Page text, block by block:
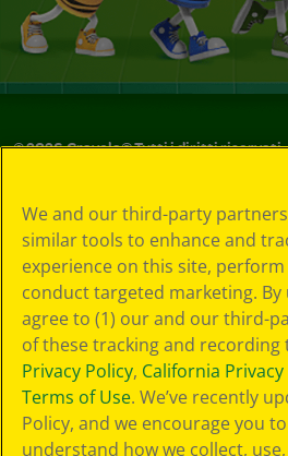
©2026Crayola® Tutti i diritti riservati.
in materia di
privacy
Informativa sulla
privacy
Termini SMS
GDPR
Informativa sulla
privacy di CA
Technologies
Preferenze cookie
Condizioni d'uso
We and our third-party
similar tools to enhance and
experience on this site,
conduct targeted marketing. By
agree to (1) our and our third-
of these tracking and recording
Privacy Policy, California
Terms of Use. We’ve recently
Policy, and we encourage you
understand how we collect,